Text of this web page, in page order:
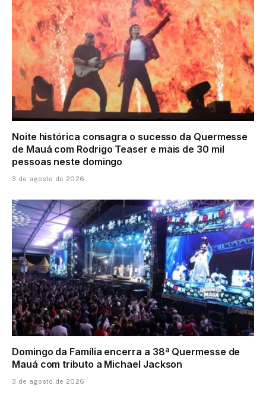
Noite histórica consagra o sucesso da Quermesse
de Mauá com Rodrigo Teaser e mais de 30 mil
pessoas neste domingo
3 de agosto de 2026
Domingo da Família encerra a 38ª Quermesse de
Mauá com tributo a Michael Jackson
3 de agosto de 2026